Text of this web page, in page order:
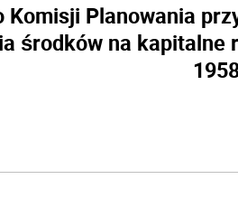
Planowania
środków na